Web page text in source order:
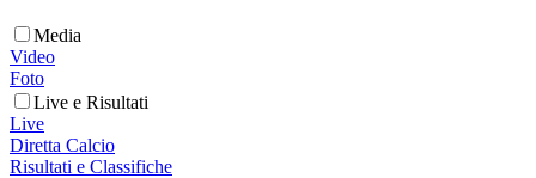
Media
Video
Foto
Live e Risultati
Live
Diretta Calcio
Risultati e Classifiche